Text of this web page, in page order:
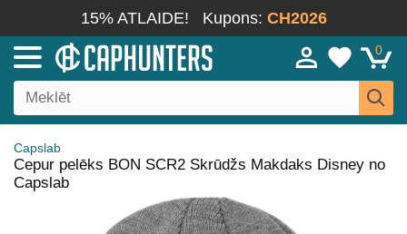
15% ATLAIDE! Kupons: CH2026
0
Capslab
Cepur pelēks BON SCR2 Skrūdžs Makdaks Disney no
Capslab